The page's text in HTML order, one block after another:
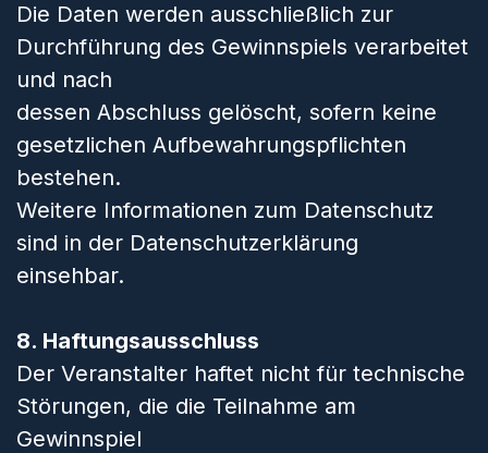
Die Daten werden ausschließlich zur
Durchführung des Gewinnspiels verarbeitet
und nach
dessen Abschluss gelöscht, sofern keine
gesetzlichen Aufbewahrungspflichten
bestehen.
Weitere Informationen zum Datenschutz
sind in der Datenschutzerklärung
einsehbar.
8. Haftungsausschluss
Der Veranstalter haftet nicht für technische
Störungen, die die Teilnahme am
Gewinnspiel